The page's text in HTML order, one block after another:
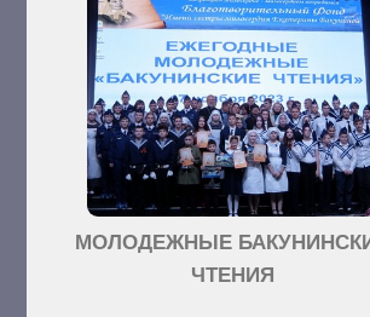
МОЛОДЕЖНЫЕ
ЧТЕНИЯ